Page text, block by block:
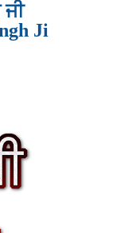
ਜੀ
Ji